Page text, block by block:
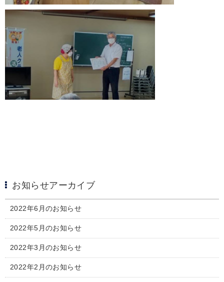
お知らせアーカイブ
2022年6月のお知らせ
2022年5月のお知らせ
2022年3月のお知らせ
2022年2月のお知らせ